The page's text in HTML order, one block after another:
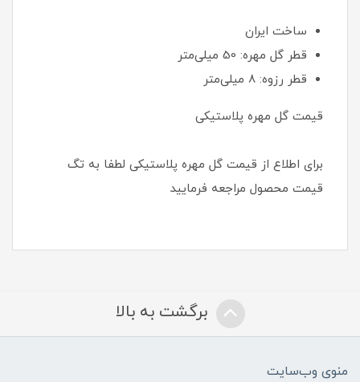
ساخت ایران
قطر گل مهره: 50 میلی‌متر
قطر رزوه: 8 میلی‌متر
قیمت گل مهره پلاستیکی
برای اطلاع از قیمت گل مهره پلاستیکی لطفا به تگ
قیمت محصول مراجعه فرمایید
برگشت به بالا
منوی وب‌سایت